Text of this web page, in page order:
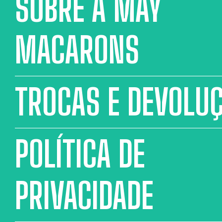
SOBRE A MAY
MACARONS
TROCAS E
POLÍTICA DE
PRIVACIDADE